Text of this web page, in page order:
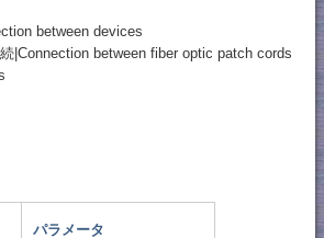
between devices
|Connection between fiber optic patch cords
パラメータ